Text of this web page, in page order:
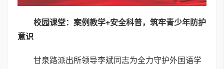
校园课堂：案例教学+安全科普，筑牢青少年防护
意识
甘泉路派出所领导李斌同志为全力守护外国语学